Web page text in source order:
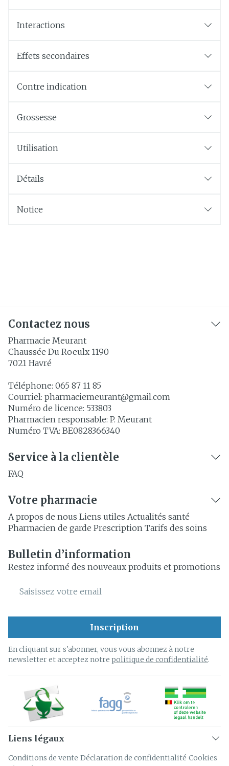
Interactions
Effets secondaires
Contre indication
Grossesse
Utilisation
Détails
Notice
Contactez nous
Pharmacie Meurant
Chaussée Du Roeulx 1190
7021 Havré
Téléphone: 065 87 11 85
Courriel: pharmaciemeurant@gmail.com
Numéro de licence: 533803
Pharmacien responsable: P. Meurant
Numéro TVA: BE0828366340
Service à la clientèle
FAQ
Votre pharmacie
A propos de nous Liens utiles Actualités santé
Pharmacien de garde Prescription Tarifs des soins
Bulletin d’information
Restez informé des nouveaux produits et promotions
Adresse mail
Inscription
En cliquant sur s'abonner, vous vous abonnez à notre
newsletter et acceptez notre politique de confidentialité.
Liens légaux
Conditions de vente Déclaration de confidentialité Cookies